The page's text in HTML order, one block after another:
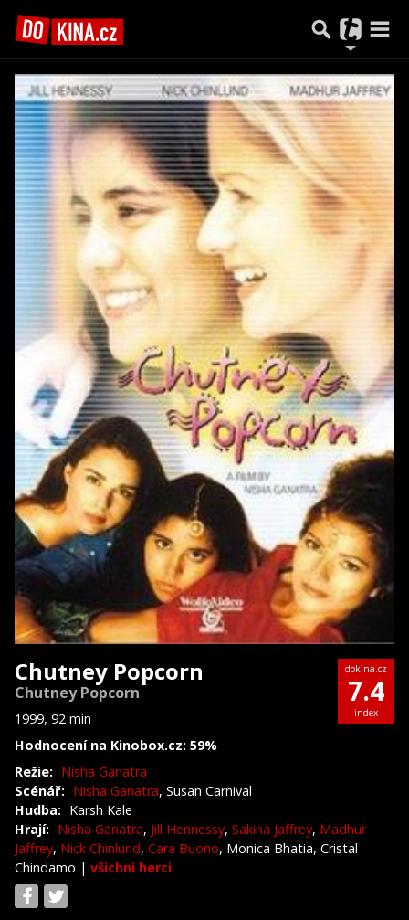
Chutney Popcorn
Chutney Popcorn
1999, 92 min
Hodnocení na Kinobox.cz: 59%
dokina.cz
7.4
index
Režie: Nisha Ganatra
Scénář: Nisha Ganatra, Susan Carnival
Hudba: Karsh Kale
Hrají: Nisha Ganatra, Jill Hennessy, Sakina Jaffrey, Madhur
Jaffrey, Nick Chinlund, Cara Buono, Monica Bhatia, Cristal
Chindamo | všichni herci